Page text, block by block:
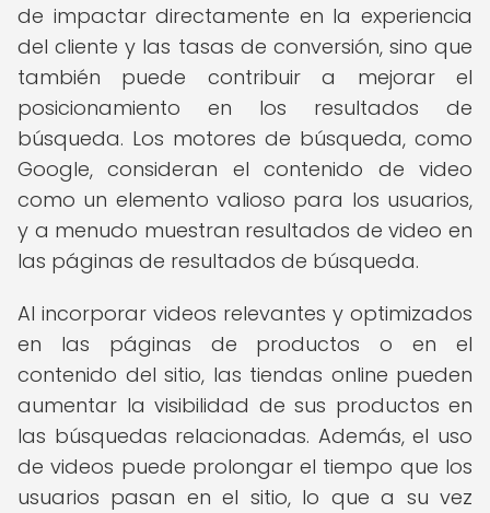
de impactar directamente en la experiencia
del cliente y las tasas de conversión, sino que
también puede contribuir a mejorar el
posicionamiento en los resultados de
búsqueda. Los motores de búsqueda, como
Google, consideran el contenido de video
como un elemento valioso para los usuarios,
y a menudo muestran resultados de video en
las páginas de resultados de búsqueda.
Al incorporar videos relevantes y optimizados
en las páginas de productos o en el
contenido del sitio, las tiendas online pueden
aumentar la visibilidad de sus productos en
las búsquedas relacionadas. Además, el uso
de videos puede prolongar el tiempo que los
usuarios pasan en el sitio, lo que a su vez